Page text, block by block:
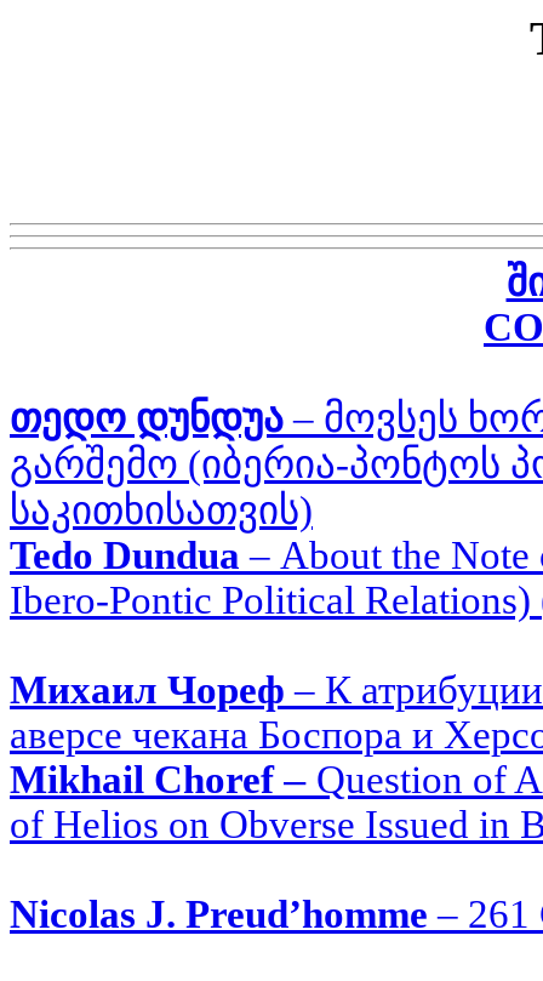
თედო დუნდუა– მოვსეს
გარშემო (იბერია-პონტოს
საკითხისათვის)
Tedo Dundua– About the
Ibero-Pontic Political
Михаил Чореф– К
аверсе чекана Боспора и
Mikhail Choref– Question of
of Helios on Obverse Issued in
Nicolas J. Preud’homme – 261